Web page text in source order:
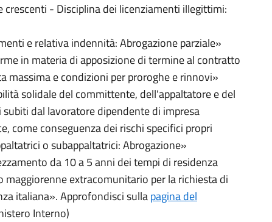
- Disciplina dei licenziamenti illegittimi:
e relativa indennità: Abrogazione parziale»
in materia di apposizione di termine al contratto
massima e condizioni per proroghe e rinnovi»
solidale del committente, dell'appaltatore e del
dal lavoratore dipendente di impresa
come conseguenza dei rischi specifici propri
o subappaltatrici: Abrogazione»
da 10 a 5 anni dei tempi di residenza
maggiorenne extracomunitario per la richiesta di
italiana». Approfondisci sullapagina del
Interno)